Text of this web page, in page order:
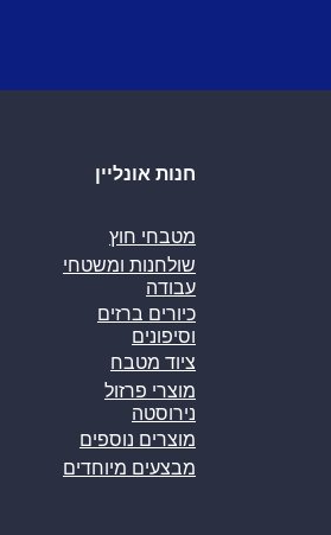
חנות אונליין
מטבחי חוץ
שולחנות ומשטחי
עבודה
כיורים ברזים
וסיפונים
ציוד מטבח
מוצרי פרזול
נירוסטה
מוצרים נוספים
מבצעים מיוחדים